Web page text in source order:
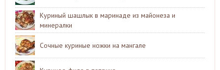
Куриный шашлык в маринаде из майонеза и
минералки
Сочные куриные ножки на мангале